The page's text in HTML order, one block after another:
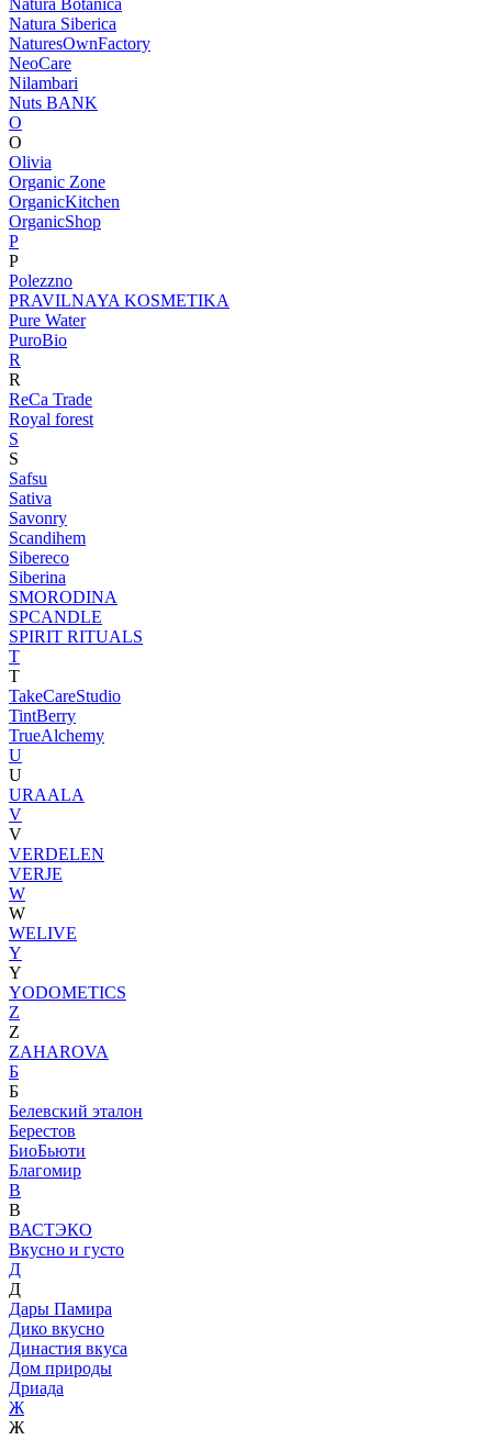
Natura Botanica
Natura Siberica
NaturesOwnFactory
NeoCare
Nilambari
Nuts BANK
O
O
Olivia
Organic Zone
OrganicKitchen
OrganicShop
P
P
Polezzno
PRAVILNAYA KOSMETIKA
Pure Water
PuroBio
R
R
ReCa Trade
Royal forest
S
S
Safsu
Sativa
Savonry
Scandihem
Sibereco
Siberina
SMORODINA
SPCANDLE
SPIRIT RITUALS
T
T
TakeCareStudio
TintBerry
TrueAlchemy
U
U
URAALA
V
V
VERDELEN
VERJE
W
W
WELIVE
Y
Y
YODOMETICS
Z
Z
ZAHAROVA
Б
Б
Белевский эталон
Берестов
БиоБьюти
Благомир
В
В
ВАСТЭКО
Вкусно и густо
Д
Д
Дары Памира
Дико вкусно
Династия вкуса
Дом природы
Дриада
Ж
Ж